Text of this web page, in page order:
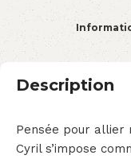
Description
Pensée pour allier
Cyril s’impose